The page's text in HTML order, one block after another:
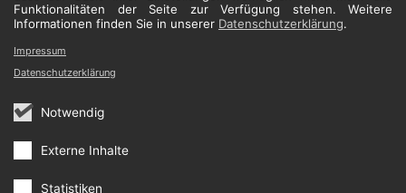
Funktionalitäten der Seite zur Verfügung stehen. Weitere
Informationen finden Sie in unserer Datenschutzerklärung.
Notwendig
Externe Inhalte
Statistiken
Impressum
Datenschutzerklärung